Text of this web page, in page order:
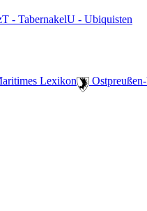
T - TabernakelU - Ubiquisten
Lexikon